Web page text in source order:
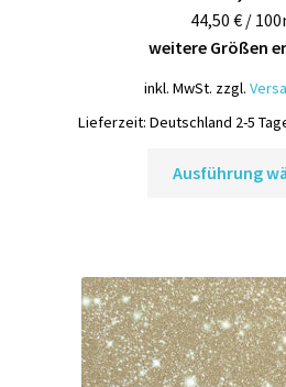
44,50 € /
weitere Größen
inkl. MwSt. zzgl.
Lieferzeit: Deutschland 2-5
Ausführung